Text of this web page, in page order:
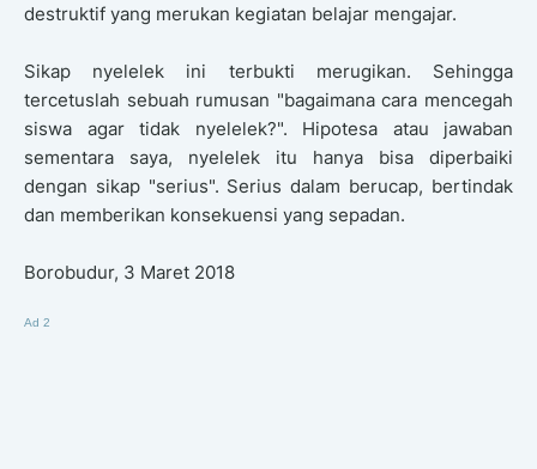
destruktif yang merukan kegiatan belajar mengajar.
Sikap nyelelek ini terbukti merugikan. Sehingga
tercetuslah sebuah rumusan "bagaimana cara mencegah
siswa agar tidak nyelelek?". Hipotesa atau jawaban
sementara saya, nyelelek itu hanya bisa diperbaiki
dengan sikap "serius". Serius dalam berucap, bertindak
dan memberikan konsekuensi yang sepadan.
Borobudur, 3 Maret 2018
Ad 2